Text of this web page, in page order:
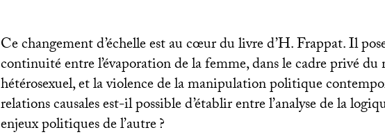
Ce changement d’échelle est au cœur du livre d’H. Frappat. Il
continuité entre l’évaporation de la femme, dans le cadre privé du
hétérosexuel, et la violence de la manipulation politique
relations causales est-il possible d’établir entre l’analyse de la
enjeux politiques de l’autre?